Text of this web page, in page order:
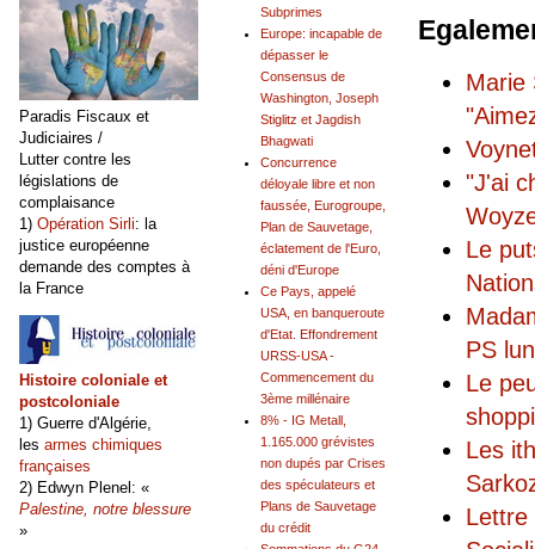
Marie
"J'ai
Le
PS
Le
Les
Lettre
Subprimes
Europe: incapable de
dépasser le
Consensus de
Washington, Joseph
Stiglitz et Jagdish
Bhagwati
Concurrence
déloyale libre et non
faussée, Eurogroupe,
Plan de Sauvetage,
éclatement de l'Euro,
déni d'Europe
Ce Pays, appelé
USA, en banqueroute
d'Etat. Effondrement
URSS-USA -
Commencement du
3ème millénaire
8% - IG Metall,
1.165.000 grévistes
non dupés par Crises
des spéculateurs et
Plans de Sauvetage
du crédit
Paradis Fiscaux et
Judiciaires /
Lutter contre les
législations de
complaisance
1) Opération Sirli: la
justice européenne
demande des comptes à
la France
Histoire coloniale et
postcoloniale
1) Guerre d'Algérie,
les armes chimiques
françaises
2) Edwyn Plenel: «
Palestine, notre blessure
»